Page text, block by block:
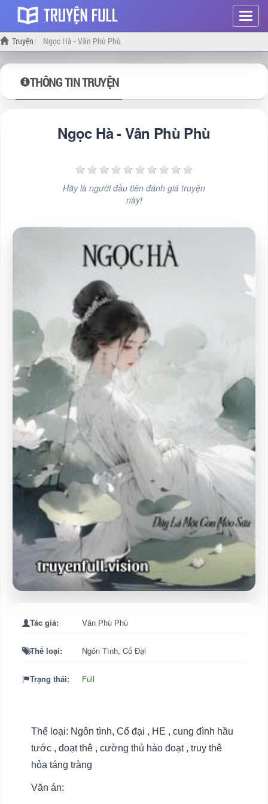
Hiện
menu
Truyện Ngọc Hà - Vân Phù Phù
THÔNG TIN TRUYỆN
Ngọc Hà - Vân Phù Phù
Hãy là người đầu tiên đánh giá truyện
này!
Tác giả: Vân Phù Phù
Thể loại: Ngôn Tình, Cổ Đại
Trạng thái: Full
Thể loại: Ngôn tình, Cổ đại , HE , cung đình hầu
tước , đoạt thê , cường thủ hào đoạt , truy thê
hỏa táng tràng
Văn án: